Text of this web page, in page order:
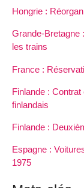
Hongrie :
Grande-Bretagne
les trains
France :
Finlande :
finlandais
Finlande :
Espagne :
1975